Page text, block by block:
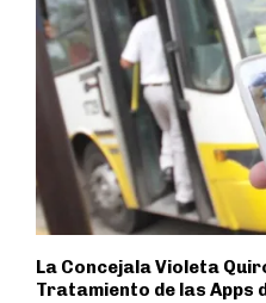
La Concejala Violeta
Tratamiento de las Apps